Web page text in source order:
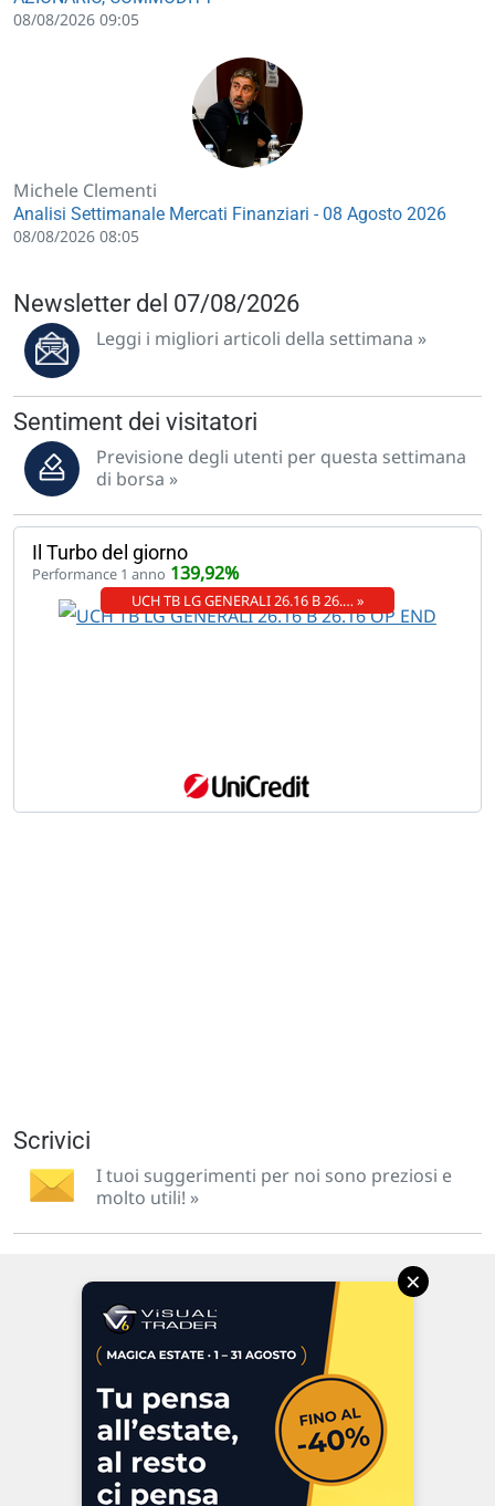
08/08/2026 09:05
Michele Clementi
Analisi Settimanale Mercati Finanziari - 08 Agosto 2026
08/08/2026 08:05
Newsletter del 07/08/2026
Leggi i migliori articoli della settimana »
Sentiment dei visitatori
Previsione degli utenti per questa settimana
di borsa »
Il Turbo del giorno
Performance 1 anno 139,92%
UCH TB LG GENERALI 26.16 B 26.… »
Scrivici
I tuoi suggerimenti per noi sono preziosi e
molto utili! »
Via Macanno, 38/A
47923 Rimini
P.IVA 02 452 460 401
Chi siamo
Commenti e segnalazioni
×